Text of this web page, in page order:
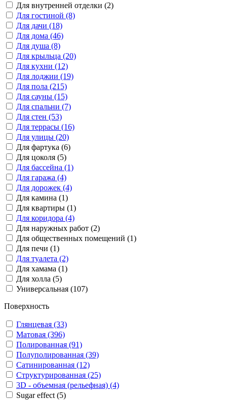
Для внутренней отделки (2)
Для гостиной (8)
Для дачи (18)
Для дома (46)
Для душа (8)
Для крыльца (20)
Для кухни (12)
Для лоджии (19)
Для пола (215)
Для сауны (15)
Для спальни (7)
Для стен (53)
Для террасы (16)
Для улицы (20)
Для фартука (6)
Для цоколя (5)
Для бассейна (1)
Для гаража (4)
Для дорожек (4)
Для камина (1)
Для квартиры (1)
Для коридора (4)
Для наружных работ (2)
Для общественных помещений (1)
Для печи (1)
Для туалета (2)
Для хамама (1)
Для холла (5)
Универсальная (107)
Поверхность
Глянцевая (33)
Матовая (396)
Полированная (91)
Полуполированная (39)
Сатинированная (12)
Структурированная (25)
3D - объемная (рельефная) (4)
Sugar effect (5)